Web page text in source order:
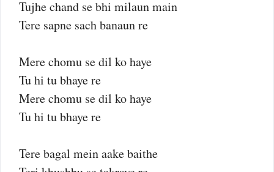
Tujhe chand se bhi milaun main
Tere sapne sach banaun re
Mere chomu se dil ko haye
Tu hi tu bhaye re
Mere chomu se dil ko haye
Tu hi tu bhaye re
Tere bagal mein aake baithe